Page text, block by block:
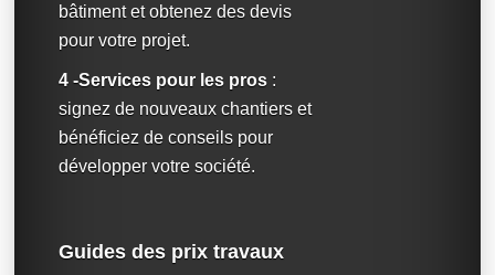
bâtiment et obtenez des devis
pour votre projet.
4 -Services pour les pros :
signez de nouveaux chantiers et
bénéficiez de conseils pour
développer votre société.
Guides des prix travaux